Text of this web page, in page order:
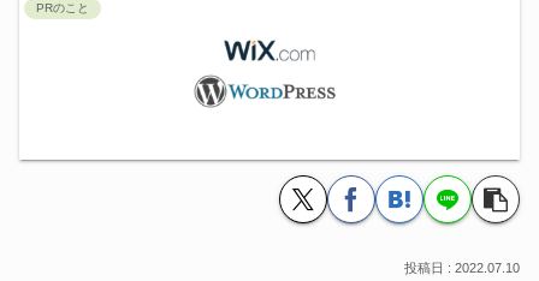
PRのこと
2022.07.10